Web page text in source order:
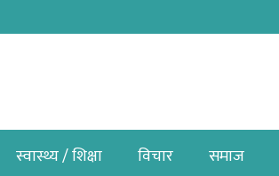
स्वास्थ्य / शिक्षा विचार समाज